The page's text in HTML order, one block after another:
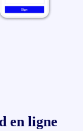
en ligne